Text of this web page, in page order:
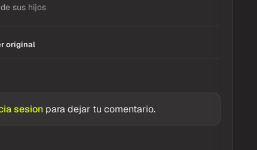
sus hijos
original
sesion para dejar tu comentario.